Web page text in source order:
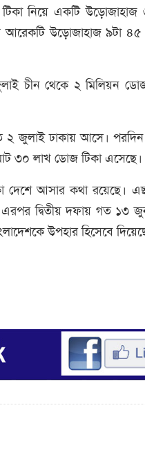
নিয়ে একটি উড়োজাহাজ
আরেকটি উড়োজাহাজ ৯টা ৪৫
চীন থেকে ২ মিলিয়ন
২ জুলাই ঢাকায় আসে।
৩০ লাখ ডোজ টিকা এসেছে।
দেশে আসার কথা রয়েছে।
এরপর দ্বিতীয় দফায় গত
উপহার হিসেবে